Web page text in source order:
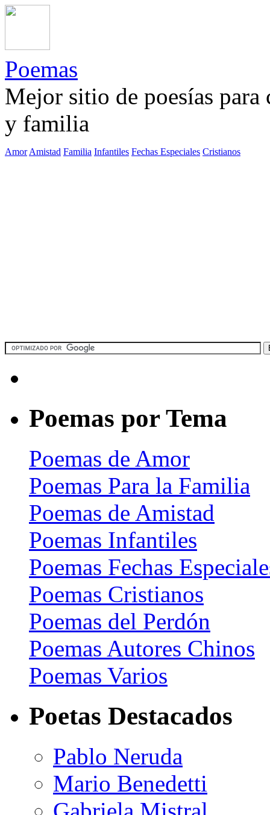
Poemas
Mejor sitio de poesías
y familia
Amor Amistad Familia Infantiles Fechas Especiales Cristianos
Poemas por Tema
Poemas de Amor
Poemas Para la Familia
Poemas de Amistad
Poemas Infantiles
Poemas Fechas
Poemas Cristianos
Poemas del Perdón
Poemas Autores Chinos
Poemas Varios
Poetas Destacados
Pablo Neruda
Mario Benedetti